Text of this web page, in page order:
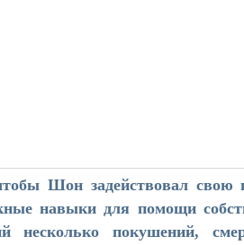
Шон задействовал
навыки для помощи
несколько покушений,